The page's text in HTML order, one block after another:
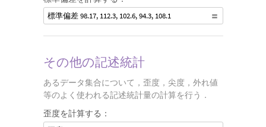
標準偏差 98.17, 112.3, 102.6, 94.3, 108.1
その他の記述統計
あるデータ集合について，歪度，尖度，外れ値
等のよく使われる記述統計量の計算を行う．
歪度を計算する：